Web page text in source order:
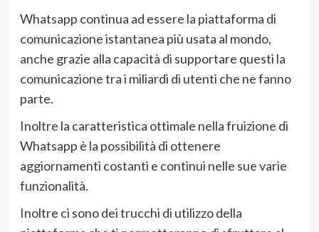
Whatsapp continua ad essere la piattaforma di
comunicazione istantanea più usata al mondo,
anche grazie alla capacità di supportare questi la
comunicazione tra i miliardi di utenti che ne fanno
parte.
Inoltre la caratteristica ottimale nella fruizione di
Whatsapp è la possibilità di ottenere
aggiornamenti costanti e continui nelle sue varie
funzionalità.
Inoltre ci sono dei trucchi di utilizzo della